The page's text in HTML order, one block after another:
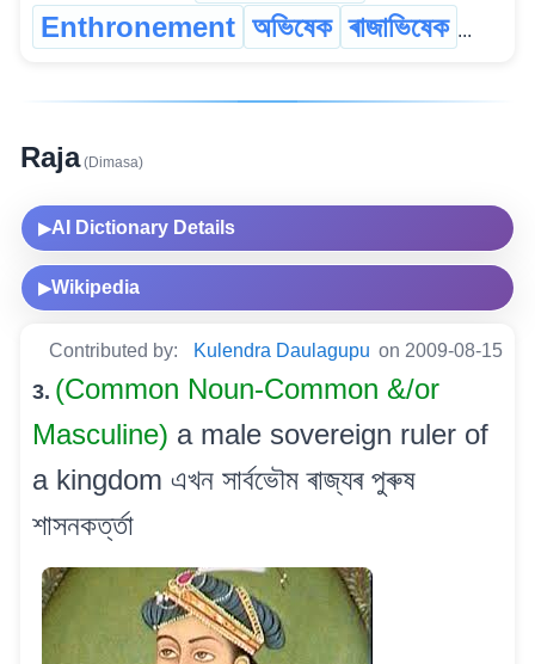
Enthronement অভিষেক ৰাজাভিষেক ...
Raja(Dimasa)
▶AI Dictionary Details
▶Wikipedia
Contributed by: Kulendra Daulagupu on 2009-08-15
3. (Common Noun-Common &/or
Masculine) a male sovereign ruler of
a kingdom এখন সাৰ্বভৌম ৰাজ্যৰ পুৰুষ
শাসনকৰ্ত্তা